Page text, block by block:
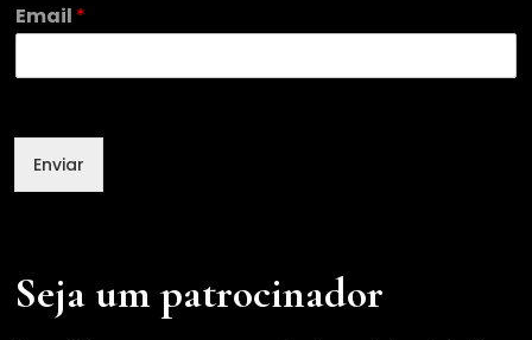
N
m
Email *
Enviar
Seja um patrocinador